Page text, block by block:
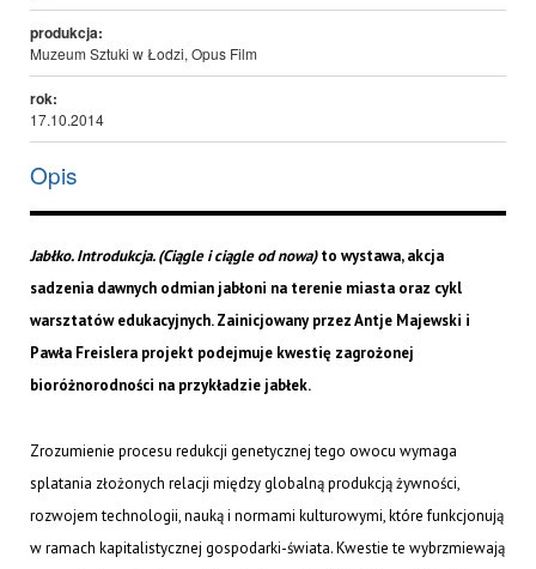
produkcja:
Muzeum Sztuki w Łodzi, Opus Film
rok:
17.10.2014
Opis
Jabłko. Introdukcja. (Ciągle i ciągle od nowa)to wystawa, akcja
sadzenia dawnych odmian jabłoni na terenie miasta oraz cykl
warsztatów edukacyjnych. Zainicjowany przez Antje Majewski i
Pawła Freislera projekt podejmuje kwestię zagrożonej
bioróżnorodności na przykładzie jabłek.
Zrozumienie procesu redukcji genetycznej tego owocu wymaga
splatania złożonych relacji między globalną produkcją żywności,
rozwojem technologii, nauką i normami kulturowymi, które funkcjonują
w ramach kapitalistycznej gospodarki-świata. Kwestie te wybrzmiewają